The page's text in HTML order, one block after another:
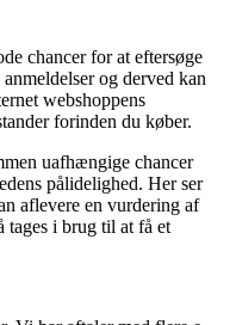
chancer for at eftersøge
og derved kan
webshoppens
forinden du køber.
uafhængige chancer
pålidelighed. Her ser
aflevere en vurdering af
tages i brug til at få et